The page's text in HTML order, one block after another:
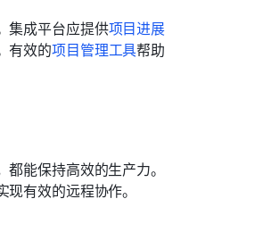
集成平台应提供项目进展
有效的项目管理工具帮助
能保持高效的生产力。
有效的远程协作。